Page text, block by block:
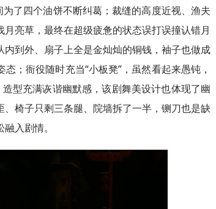
了四个油饼不断纠葛；裁缝的高度近视、渔夫
亮草，最终在超级疲惫的状态误打误撞认错月
到外、扇子上全是金灿灿的铜钱，袖子也做成
；衙役随时充当“小板凳”，虽然看起来愚钝，
型充满诙谐幽默感，该剧舞美设计也体现了幽
椅子只剩三条腿、院墙拆了一半，铡刀也是缺
入剧情。